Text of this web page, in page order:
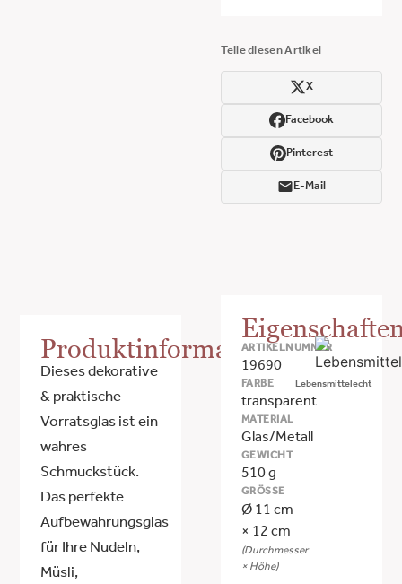
Teile diesen Artikel
X
Facebook
Pinterest
E-Mail
Produktinformationen
Dieses dekorative
& praktische
Vorratsglas ist ein
wahres
Schmuckstück.
Das perfekte
Aufbewahrungsglas
für Ihre Nudeln,
Müsli,
ARTIKELNUMMER
19690
FARBE
transparent
MATERIAL
Glas/Metall
GEWICHT
510 g
GRÖSSE
Ø 11 cm
× 12 cm
(Durchmesser
× Höhe)
Lebensmittelecht